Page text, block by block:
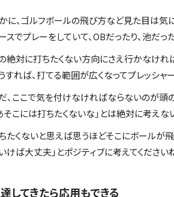
に、ゴルフボールの飛び方など見た目は気
スでプレーをしていて、OBだったり、池だ
絶対に打ちたくない方向にさえ行かなければ
すれば、打てる範囲が広くなってプレッシャ
、ここで気を付けなければならないのが頭
そこには打ちたくないな」とは絶対に考えな
たくないと思えば思うほどそこにボールが
けば大丈夫」とポジティブに考えてください
してきたら応用もできる